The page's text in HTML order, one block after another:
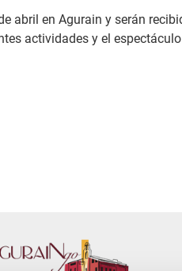
abril en Agurain y serán
actividades y el